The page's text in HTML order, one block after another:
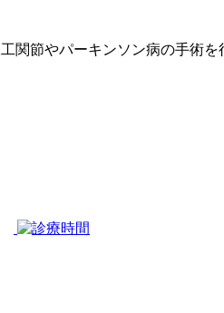
関節やパーキンソン病の手術